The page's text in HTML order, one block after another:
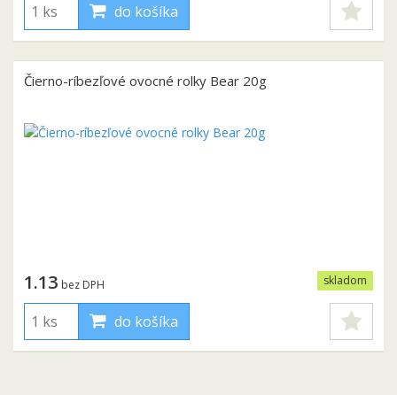
do košíka
Čierno-ríbezľové ovocné rolky Bear 20g
skladom
1.13 bez DPH
do košíka